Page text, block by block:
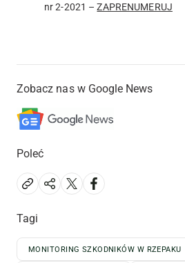
nr 2-2021 – ZAPRENUMERUJ
Zobacz nas w Google News
Poleć
Tagi
MONITORING SZKODNIKÓW W RZEPAKU